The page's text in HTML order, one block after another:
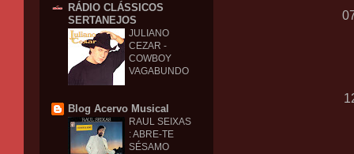
RÁDIO CLÁSSICOS
SERTANEJOS
JULIANO
CEZAR -
COWBOY
VAGABUNDO
Blog Acervo Musical
RAUL SEIXAS
: ABRE-TE
SÉSAMO